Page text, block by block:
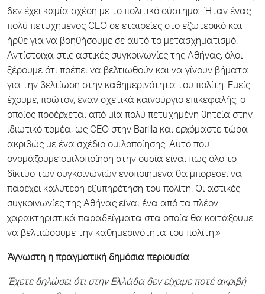
δεν έχει καμία σχέση με το πολιτικό σύστημα. Ήταν ένας
πολύ πετυχημένος CEO σε εταιρείες στο εξωτερικό και
ήρθε για να βοηθήσουμε σε αυτό το μετασχηματισμό.
Αντίστοιχα στις αστικές συγκοινωνίες της Αθήνας, όλοι
ξέρουμε ότι πρέπει να βελτιωθούν και να γίνουν βήματα
για την βελτίωση στην καθημερινότητα του πολίτη. Εμείς
έχουμε, πρώτον, έναν σχετικά καινούργιο επικεφαλής, ο
οποίος προέρχεται από μία πολύ πετυχημένη θητεία στην
ιδιωτικό τομέα, ως CEO στην Barilla και ερχόμαστε τώρα
ακριβώς με ένα σχέδιο ομιλοποίησης. Αυτό που
ονομάζουμε ομιλοποίηση στην ουσία είναι πως όλο το
δίκτυο των συγκοινωνιών ενοποιημένα θα μπορέσει να
παρέχει καλύτερη εξυπηρέτηση του πολίτη. Οι αστικές
συγκοινωνίες της Αθήνας είναι ένα από τα πλέον
χαρακτηριστικά παραδείγματα στα οποία θα κοιτάξουμε
να βελτιώσουμε την καθημερινότητα του πολίτη.»
Άγνωστη η πραγματική δημόσια περιουσία
Έχετε δηλώσει ότι στην Ελλάδα δεν είχαμε ποτέ ακριβή